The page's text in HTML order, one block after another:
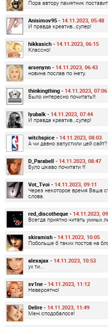
Пора автору памятник
Anisimov95 - 14.11.2023, 05:48
И правда креатив…супер!
hikkasich - 14.11.2023, 06:15
Классно!
arsenynn - 14.11.2023, 06:43
новина послав по інету.
thinkingthing - 14.11.2023, 07:06
Было интересно почитать!!!
lyubalk - 14.11.2023, 07:44
И правда креатив…супер!
witchspice - 14.11.2023, 08:03
А чи давно запустили цей сайт?
D_Parabell - 14.11.2023, 08:47
Було цікаво почитати !!!
Vot_Tvoi - 14.11.2023, 09:11
Через некоторое время Ваша
слова.
red_discotheque - 14.11.2023,
Всегда приятно читать умных
skiramish - 14.11.2023, 10:05
Побольше б таких постов на
alexajax - 14.11.2023, 10:53
ух ти...
sv1ne - 14.11.2023, 11:12
Невероятно!
Delire - 14.11.2023, 11:49
Мені сподобалося!